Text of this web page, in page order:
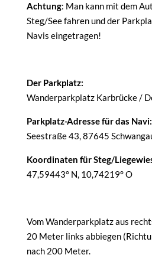
Achtung: Man kann mit dem
Steg/See fahren und der
Navis eingetragen!
Der Parkplatz:
Wanderparkplatz Karbrücke /
Parkplatz-Adresse für das Navi:
Seestraße 43, 87645
Koordinaten für Steg/
47,59443° N, 10,74219° O
Vom Wanderparkplatz aus
20 Meter links abbiegen
nach 200 Meter.